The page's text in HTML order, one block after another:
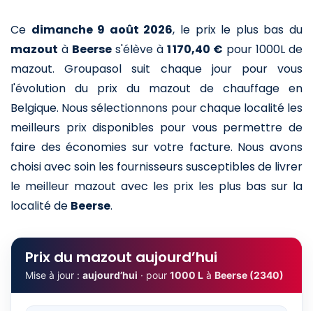
Ce dimanche 9 août 2026, le prix le plus bas du
mazout à Beerse s'élève à 1 170,40 € pour 1000L de
mazout. Groupasol suit chaque jour pour vous
l'évolution du prix du mazout de chauffage en
Belgique. Nous sélectionnons pour chaque localité les
meilleurs prix disponibles pour vous permettre de
faire des économies sur votre facture. Nous avons
choisi avec soin les fournisseurs susceptibles de livrer
le meilleur mazout avec les prix les plus bas sur la
localité de Beerse.
Prix du mazout aujourd’hui
Mise à jour : aujourd’hui · pour 1000 L à Beerse (2340)